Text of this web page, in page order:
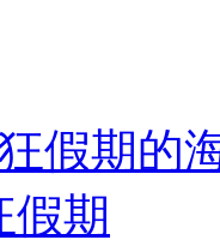
假期的